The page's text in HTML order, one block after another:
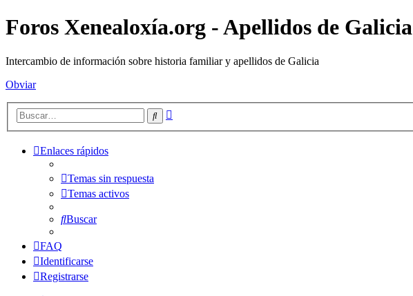
Foros Xenealoxía.org - Apellidos de Galicia
Intercambio de información sobre historia familiar y apellidos de Galicia
Obviar
Buscar
Enlaces rápidos
Temas sin respuesta
Temas activos
Buscar
FAQ
Identificarse
Registrarse